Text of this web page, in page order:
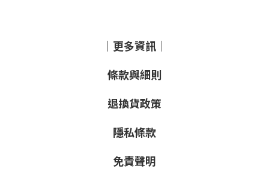
｜更多資訊｜
條款與細則
退換貨政策
隱私條款
免責聲明